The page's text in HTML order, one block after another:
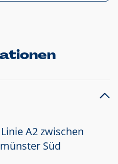
A2 zwischen
Süd